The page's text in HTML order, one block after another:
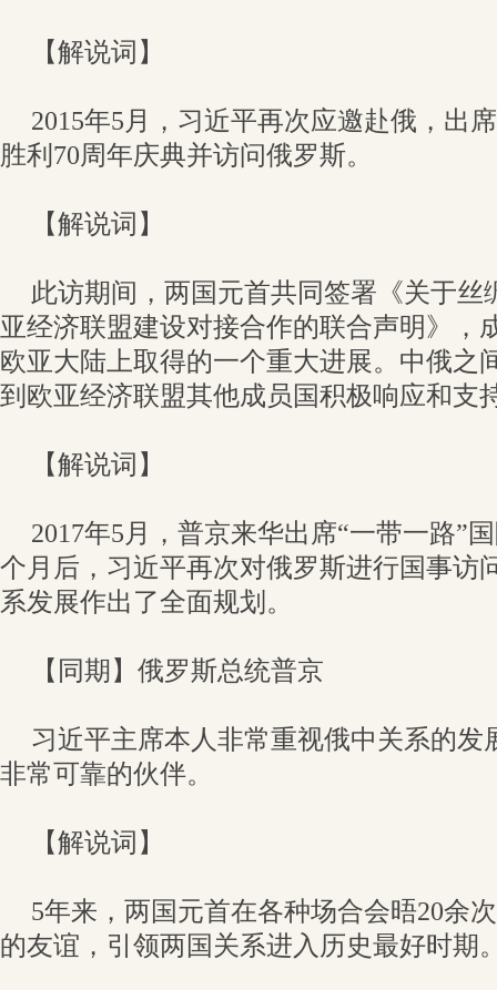
【解说词】
2015年5月，习近平再次应邀赴俄，出
胜利70周年庆典并访问俄罗斯。
【解说词】
此访期间，两国元首共同签署《关于丝
亚经济联盟建设对接合作的联合声明》，
欧亚大陆上取得的一个重大进展。中俄之
到欧亚经济联盟其他成员国积极响应和支
【解说词】
2017年5月，普京来华出席“一带一路”
个月后，习近平再次对俄罗斯进行国事访
系发展作出了全面规划。
【同期】俄罗斯总统普京
习近平主席本人非常重视俄中关系的发
非常可靠的伙伴。
【解说词】
5年来，两国元首在各种场合会晤20余
的友谊，引领两国关系进入历史最好时期